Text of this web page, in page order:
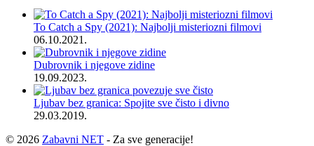
To Catch a Spy (2021): Najbolji misteriozni filmovi
06.10.2021.
Dubrovnik i njegove zidine
19.09.2023.
Ljubav bez granica: Spojite sve čisto i divno
29.03.2019.
© 2026 Zabavni NET - Za sve generacije!